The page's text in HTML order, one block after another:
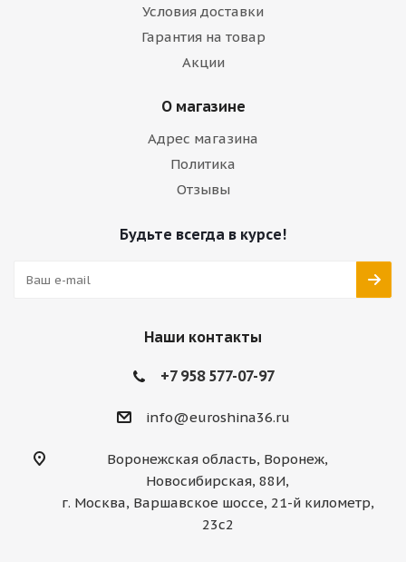
Условия доставки
Гарантия на товар
Акции
О магазине
Адрес магазина
Политика
Отзывы
Будьте всегда в курсе!
Наши контакты
+7 958 577-07-97
info@euroshina36.ru
Воронежская область, Воронеж,
Новосибирская, 88И,
г. Москва, Варшавское шоссе, 21-й километр,
23с2